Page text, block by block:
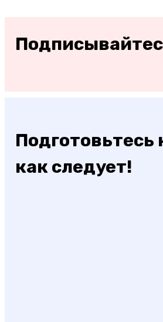
Подготовьтесь
как следует!